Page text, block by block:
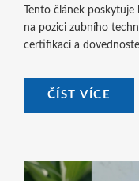
Tento článek
na pozici zubního
certifikaci a
kombinuje medicínu a
ČÍST VÍCE